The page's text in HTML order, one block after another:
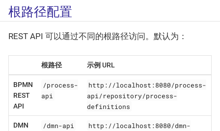
根路径配置
REST API 可以通过不同的根路径访问。默认为：
根路径 示例 URL
BPMN
REST
API
/process-
api
http://localhost:8080/process-
api/repository/process-
definitions
DMN
/dmn-api
http://localhost:8080/dmn-